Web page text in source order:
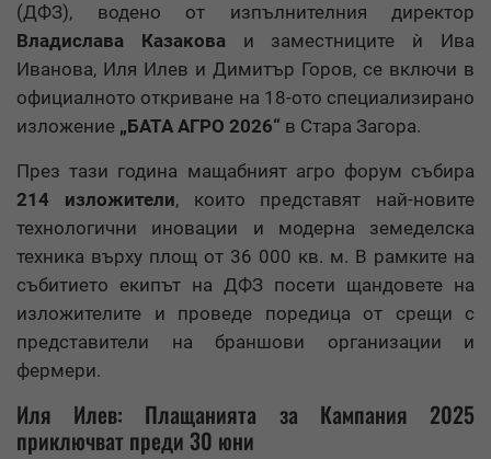
(ДФЗ), водено от изпълнителния директор
Владислава Казаковаи заместниците ѝ Ива
Иванова, Иля Илев и Димитър Горов, се включи в
официалното откриване на 18-ото специализирано
изложение „БАТА АГРО 2026“ в Стара Загора.
През тази година мащабният агро форум събира
214 изложители, които представят най-новите
технологични иновации и модерна земеделска
техника върху площ от 36 000 кв. м. В рамките на
събитието екипът на ДФЗ посети щандовете на
изложителите и проведе поредица от срещи с
представители на браншови организации и
фермери.
Иля Илев: Плащанията за Кампания 2025
приключват преди 30 юни